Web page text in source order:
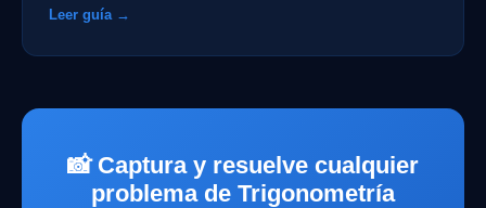
Leer guía →
📸 Captura y resuelve cualquier
problema de Trigonometría